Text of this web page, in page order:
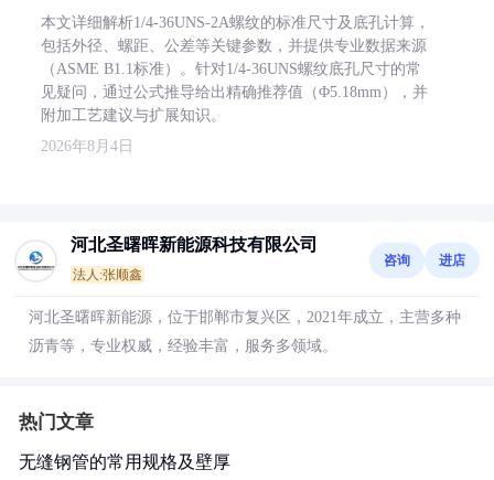
本文详细解析1/4-36UNS-2A螺纹的标准尺寸及底孔计算，
包括外径、螺距、公差等关键参数，并提供专业数据来源
（ASME B1.1标准）。针对1/4-36UNS螺纹底孔尺寸的常
见疑问，通过公式推导给出精确推荐值（Φ5.18mm），并
附加工艺建议与扩展知识。
2026年8月4日
河北圣曙晖新能源科技有限公司
法人:张顺鑫
咨询 进店
河北圣曙晖新能源，位于邯郸市复兴区，2021年成立，主营多种
沥青等，专业权威，经验丰富，服务多领域。
热门文章
无缝钢管的常用规格及壁厚